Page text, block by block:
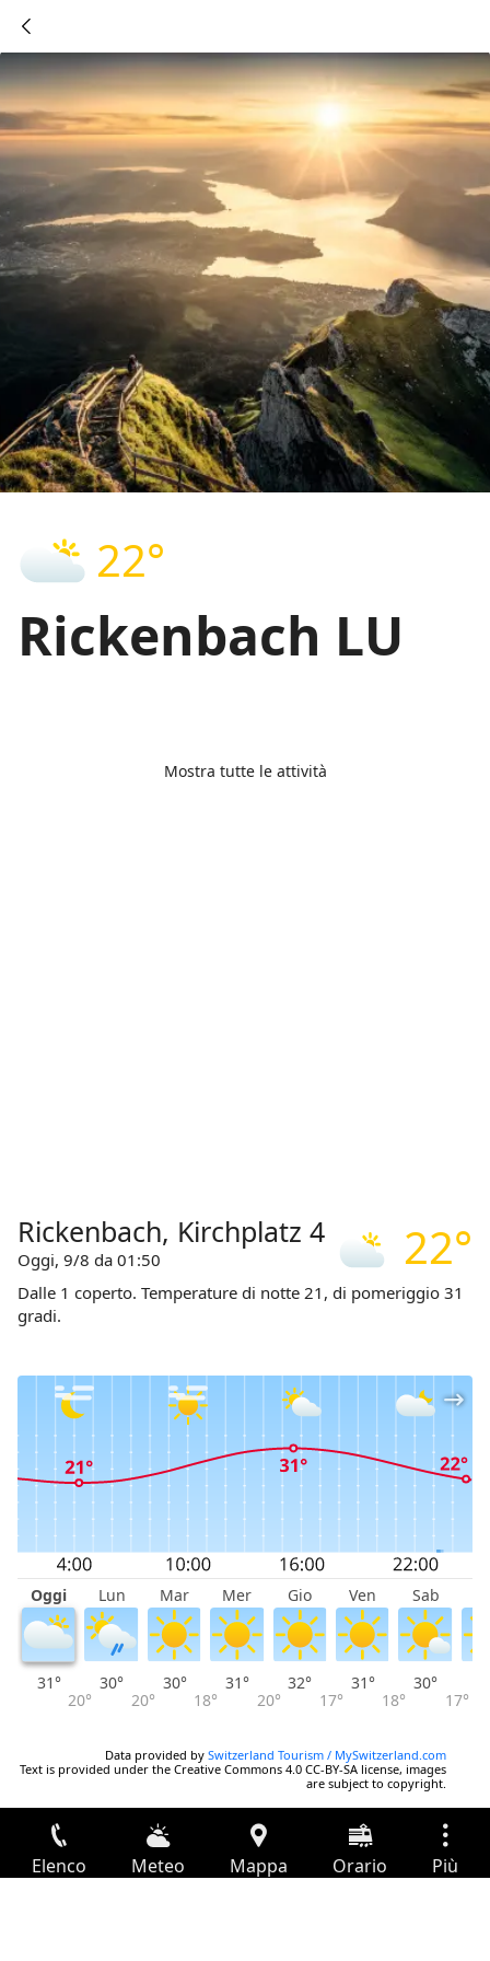
22°
Rickenbach LU
Mostra tutte le attività
22°
Rickenbach, Kirchplatz 4
Oggi, 9/8 da 01:50
Dalle 1 coperto. Temperature di notte 21, di pomeriggio 31
gradi.
Oggi Lun Mar Mer Gio Ven Sab
31°
20°
30°
20°
30°
18°
31°
20°
32°
17°
31°
18°
30°
17°
Data provided by Switzerland Tourism / MySwitzerland.com
Text is provided under the Creative Commons 4.0 CC-BY-SA license, images
are subject to copyright.
Elenco Meteo Mappa Orario Più